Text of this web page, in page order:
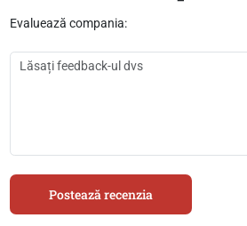
Evaluează compania:
Postează recenzia